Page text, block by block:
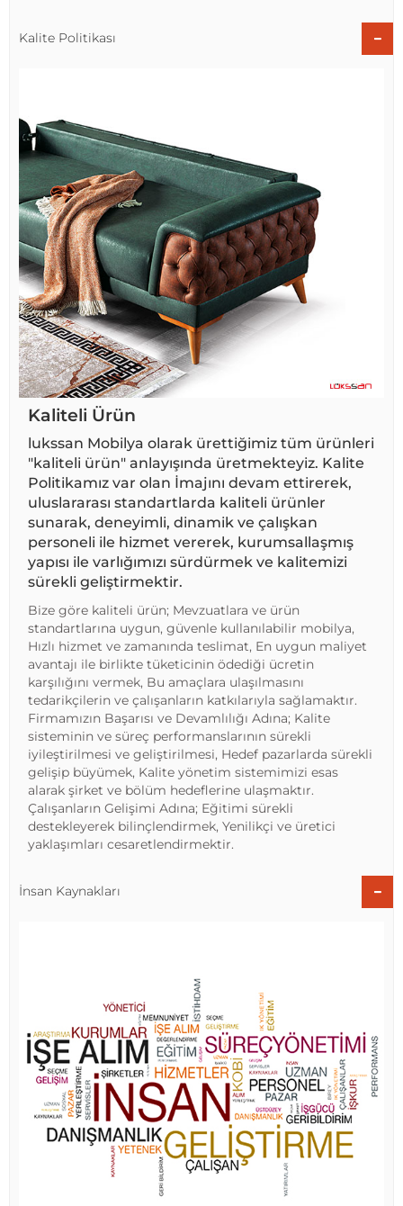
Kalite Politikası
Kaliteli Ürün
lukssan Mobilya olarak ürettiğimiz tüm ürünleri
"kaliteli ürün" anlayışında üretmekteyiz. Kalite
Politikamız var olan İmajını devam ettirerek,
uluslararası standartlarda kaliteli ürünler
sunarak, deneyimli, dinamik ve çalışkan
personeli ile hizmet vererek, kurumsallaşmış
yapısı ile varlığımızı sürdürmek ve kalitemizi
sürekli geliştirmektir.
Bize göre kaliteli ürün; Mevzuatlara ve ürün
standartlarına uygun, güvenle kullanılabilir mobilya,
Hızlı hizmet ve zamanında teslimat, En uygun maliyet
avantajı ile birlikte tüketicinin ödediği ücretin
karşılığını vermek, Bu amaçlara ulaşılmasını
tedarikçilerin ve çalışanların katkılarıyla sağlamaktır.
Firmamızın Başarısı ve Devamlılığı Adına; Kalite
sisteminin ve süreç performanslarının sürekli
iyileştirilmesi ve geliştirilmesi, Hedef pazarlarda sürekli
gelişip büyümek, Kalite yönetim sistemimizi esas
alarak şirket ve bölüm hedeflerine ulaşmaktır.
Çalışanların Gelişimi Adına; Eğitimi sürekli
destekleyerek bilinçlendirmek, Yenilikçi ve üretici
yaklaşımları cesaretlendirmektir.
İnsan Kaynakları